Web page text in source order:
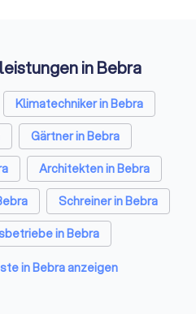
in Bebra
Klimatechniker in Bebra
Gärtner in Bebra
Architekten in Bebra
Schreiner in Bebra
in Bebra
in Bebra anzeigen